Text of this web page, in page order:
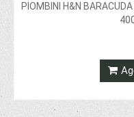
PIOMBINI H&N